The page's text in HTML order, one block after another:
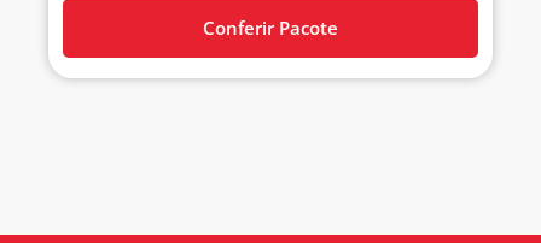
Conferir Pacote